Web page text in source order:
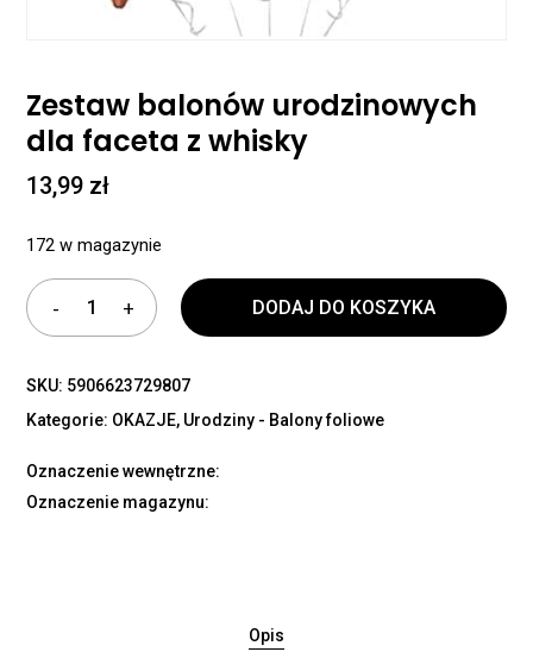
Zestaw balonów urodzinowych
dla faceta z whisky
13,99 zł
172 w magazynie
DODAJ DO KOSZYKA
SKU: 5906623729807
Kategorie: OKAZJE, Urodziny - Balony foliowe
Oznaczenie wewnętrzne:
Oznaczenie magazynu:
Opis